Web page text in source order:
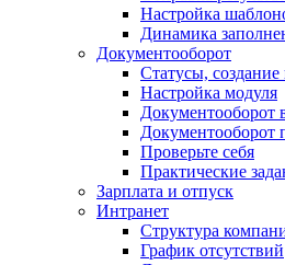
Настройка
Динамика
Документооборот
Статусы, создание
Настройка модуля
Документооборот
Документооборот
Проверьте себя
Практические
Зарплата и отпуск
Интранет
Структура
График отсутствий